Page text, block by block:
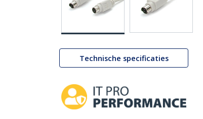
Technische specificaties